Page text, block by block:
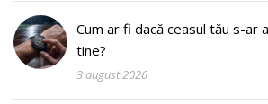
Cum ar fi dacă ceasul tău s-ar
tine?
3 august 2026